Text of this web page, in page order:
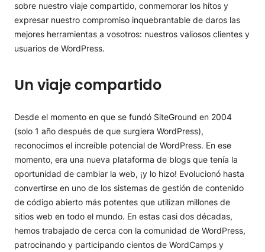
sobre nuestro viaje compartido, conmemorar los hitos y
expresar nuestro compromiso inquebrantable de daros las
mejores herramientas a vosotros: nuestros valiosos clientes y
usuarios de WordPress.
Un viaje compartido
Desde el momento en que se fundó SiteGround en 2004
(solo 1 año después de que surgiera WordPress),
reconocimos el increíble potencial de WordPress. En ese
momento, era una nueva plataforma de blogs que tenía la
oportunidad de cambiar la web, ¡y lo hizo! Evolucionó hasta
convertirse en uno de los sistemas de gestión de contenido
de código abierto más potentes que utilizan millones de
sitios web en todo el mundo. En estas casi dos décadas,
hemos trabajado de cerca con la comunidad de WordPress,
patrocinando y participando cientos de WordCamps y